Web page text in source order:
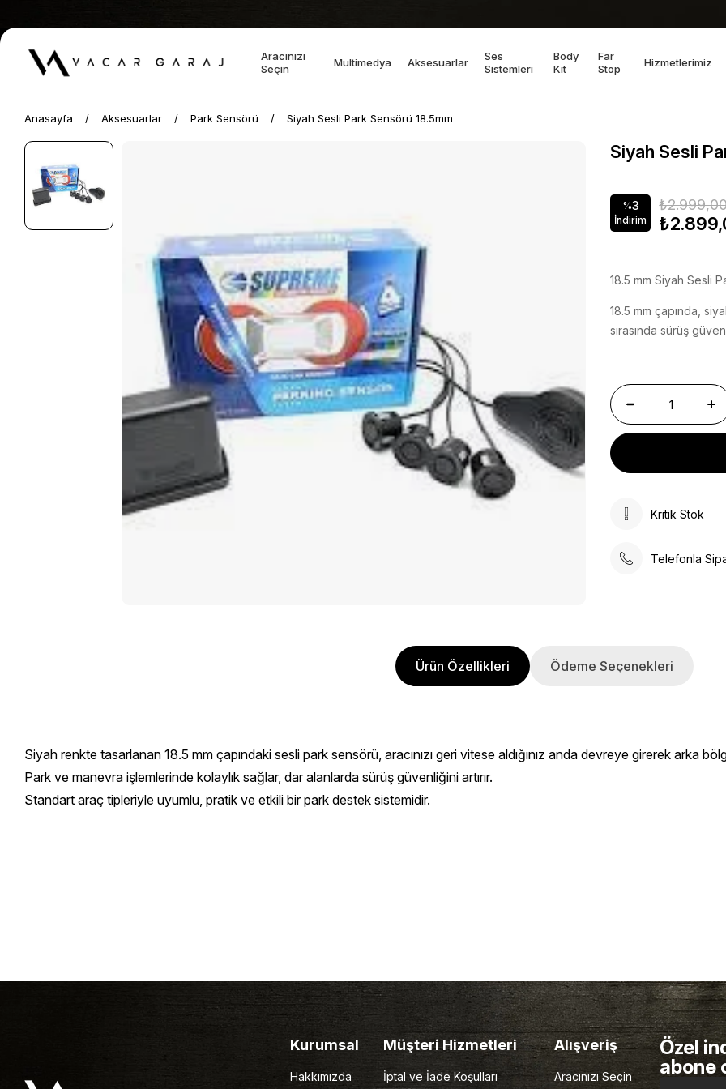
Aracınızı
Seçin
Multimedya Aksesuarlar
Ses
Sistemleri
Body
Kit
Far
Stop
Hizmetlerimiz
Anasayfa Aksesuarlar Park Sensörü Siyah Sesli Park Sensörü 18.5mm
Siyah Sesli
%3
İndirim
18.5 mm Siyah Sesli
18.5 mm çapında,
sırasında sürüş
Kritik Stok
Telefonla
Ürün Özellikleri Ödeme Seçenekleri
Siyah renkte tasarlanan 18.5 mm çapındaki sesli park sensörü, aracınızı geri vitese aldığınız anda devreye girerek arka
Park ve manevra işlemlerinde kolaylık sağlar, dar alanlarda sürüş güvenliğini artırır.
Standart araç tipleriyle uyumlu, pratik ve etkili bir park destek sistemidir.
Kurumsal
Hakkımızda
Müşteri Hizmetleri
İptal ve İade Koşulları
Alışveriş
Aracınızı Seçin
Özel
abone